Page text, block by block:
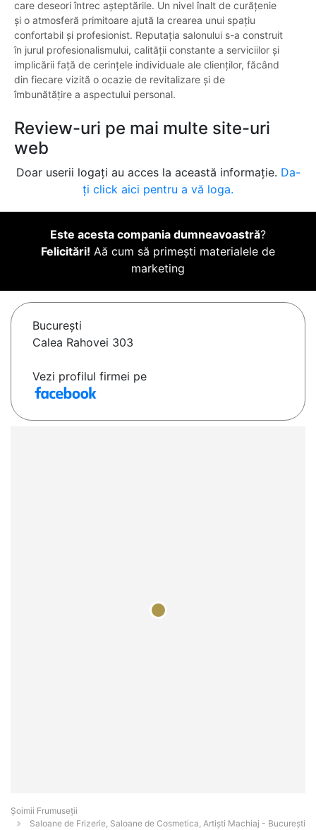
care deseori întrec așteptările. Un nivel înalt de curățenie
și o atmosferă primitoare ajută la crearea unui spațiu
confortabil și profesionist. Reputația salonului s-a construit
în jurul profesionalismului, calității constante a serviciilor și
implicării față de cerințele individuale ale clienților, făcând
din fiecare vizită o ocazie de revitalizare și de
îmbunătățire a aspectului personal.
Review-uri pe mai multe site-uri
web
Doar userii logați au acces la această informație. Da-
ți click aici pentru a vă loga.
Este acesta compania dumneavoastră?
Felicitări! Aă cum să primești materialele de
marketing
Bucureşti
Calea Rahovei 303
Vezi profilul firmei pe
Șoimii Frumuseții
Saloane de Frizerie, Saloane de Cosmetica, Artiști Machiaj - Bucureşti